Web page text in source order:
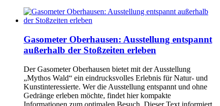
Gasometer Oberhausen: Ausstellung entspannt
außerhalb der Stoßzeiten erleben
Der Gasometer Oberhausen bietet mit der Ausstellung
„Mythos Wald“ ein eindrucksvolles Erlebnis für Natur- und
Kunstinteressierte. Wer die Ausstellung entspannt und ohne
Gedränge erleben möchte, findet hier kompakte
Informationen zum optimalen Besuch. Dieser Text informiert